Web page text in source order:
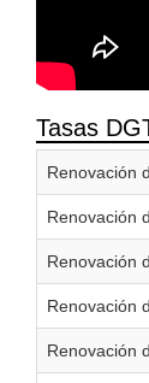
Tasas
Renovación
Renovación
Renovación
Renovación
Renovación